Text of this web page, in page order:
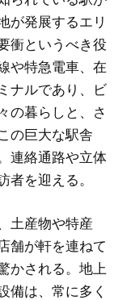
が発展するエリ
衝というべき役
や特急電車、在
ナルであり、ビ
の暮らしと、さ
の巨大な駅舎
連絡通路や立体
者を迎える。
土産物や特産
舗が軒を連ねて
かされる。地上
備は、常に多く